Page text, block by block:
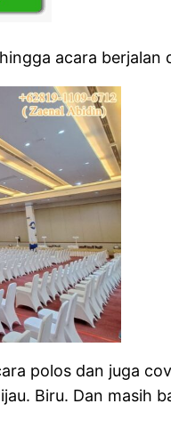
acara berjalan
polos dan juga
Biru. Dan masih